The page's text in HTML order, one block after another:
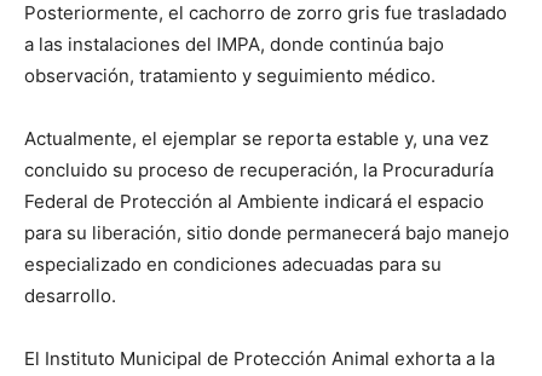
Posteriormente, el cachorro de zorro gris fue trasladado
a las instalaciones del IMPA, donde continúa bajo
observación, tratamiento y seguimiento médico.
Actualmente, el ejemplar se reporta estable y, una vez
concluido su proceso de recuperación, la Procuraduría
Federal de Protección al Ambiente indicará el espacio
para su liberación, sitio donde permanecerá bajo manejo
especializado en condiciones adecuadas para su
desarrollo.
El Instituto Municipal de Protección Animal exhorta a la